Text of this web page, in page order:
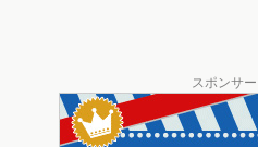
スポンサ